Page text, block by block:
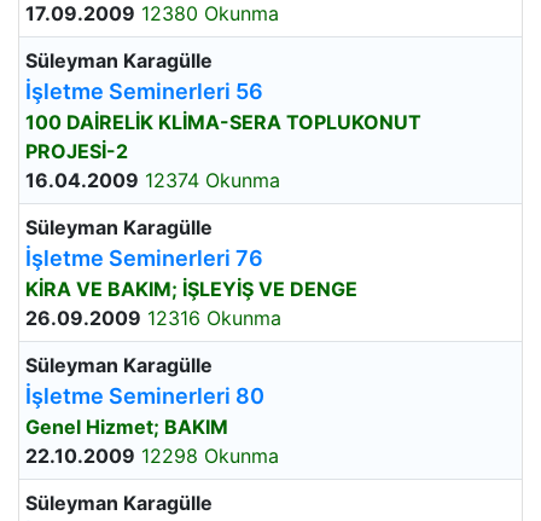
17.09.2009 12380 Okunma
Süleyman Karagülle
İşletme Seminerleri 56
100 DAİRELİK KLİMA-SERA TOPLUKONUT
PROJESİ-2
16.04.2009 12374 Okunma
Süleyman Karagülle
İşletme Seminerleri 76
KİRA VE BAKIM; İŞLEYİŞ VE DENGE
26.09.2009 12316 Okunma
Süleyman Karagülle
İşletme Seminerleri 80
Genel Hizmet; BAKIM
22.10.2009 12298 Okunma
Süleyman Karagülle